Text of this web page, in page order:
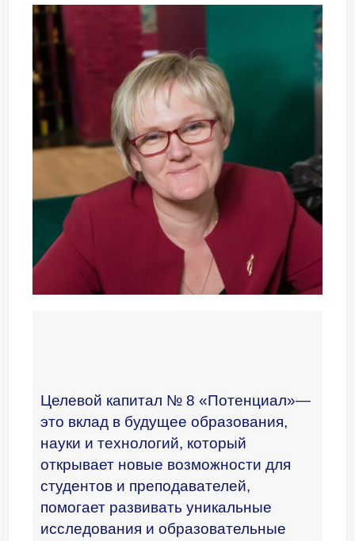
Целевой капитал № 8 «Потенциал»—
это вклад в будущее образования,
науки и технологий, который
открывает новые возможности для
студентов и преподавателей,
помогает развивать уникальные
исследования и образовательные